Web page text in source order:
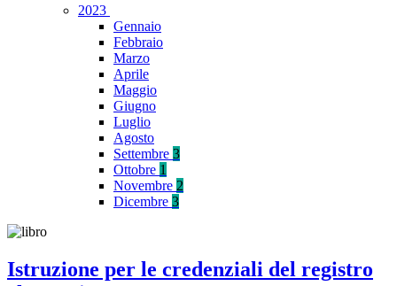
2023
Gennaio
Febbraio
Marzo
Aprile
Maggio
Giugno
Luglio
Agosto
Settembre 3
Ottobre 1
Novembre 2
Dicembre 3
Istruzione per le credenziali del registro